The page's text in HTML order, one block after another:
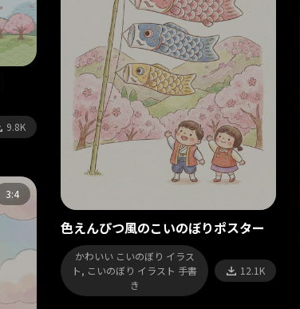
色えんぴつ風のこいのぼりポスター
かわいい こいのぼり イラス
ト, こいのぼり イラスト 手書
き
12.1K
9.8K
3:4